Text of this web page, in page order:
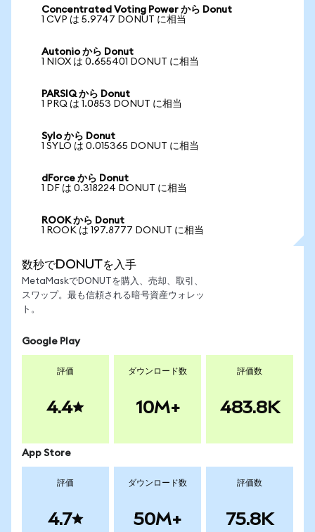
Concentrated Voting Power から Donut
1 CVP は 5.9747 DONUT に相当
Autonio から Donut
1 NIOX は 0.655401 DONUT に相当
PARSIQ から Donut
1 PRQ は 1.0853 DONUT に相当
Sylo から Donut
1 SYLO は 0.015365 DONUT に相当
dForce から Donut
1 DF は 0.318224 DONUT に相当
ROOK から Donut
1 ROOK は 197.8777 DONUT に相当
数秒でDONUTを入手
MetaMaskでDONUTを購入、売却、取引、
スワップ。最も信頼される暗号資産ウォレッ
ト。
Google Play
評価
4.4
ダウンロード数
10M+
評価数
483.8K
App Store
評価
4.7
ダウンロード数
50M+
評価数
75.8K